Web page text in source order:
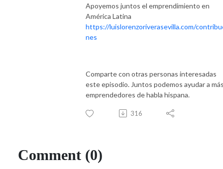
Apoyemos juntos el emprendimiento en
América Latina
https://luislorenzoriverasevilla.com/
nes
Comparte con otras personas interesadas
este episodio. Juntos podemos ayudar a
emprendedores de habla hispana.
316
Comment (0)